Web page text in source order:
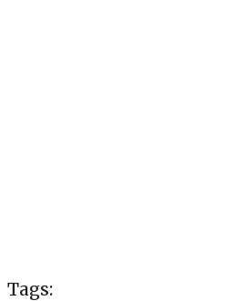
Tags: